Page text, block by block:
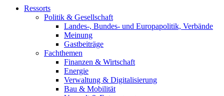
Ressorts
Politik & Gesellschaft
Landes-, Bundes- und Europapolitik, Verbände
Meinung
Gastbeiträge
Fachthemen
Finanzen & Wirtschaft
Energie
Verwaltung & Digitalisierung
Bau & Mobilität